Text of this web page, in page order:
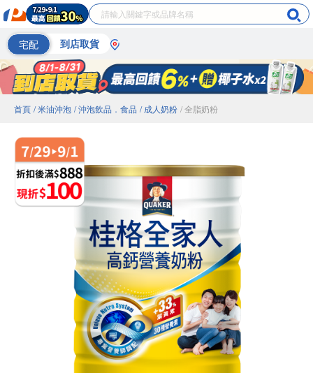
宅配 到店取貨
首頁 / 米油沖泡 / 沖泡飲品．食品 / 成人奶粉 / 全脂奶粉